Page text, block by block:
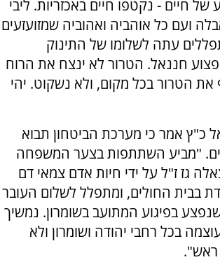
של חיים - נקטפו חיים באכזריות. ליבי
ועם כל אוהביה ואהוביה שמזועזעים
עתה לשלומו של התינוק
חננאל. הטרור לא ינצח את הרוח
את הטרור בכל מקום, ולא נשקוט. יהי
כ"ץ אמר כי מערכת הביטחון תבוא
"מביע השתתפות בצער המשפחה
גז ז"ל על ידי חיות אדם צמאי דם
בבית החולים, ומתפלל לשלום העובר
בפיגוע המתועב בשומרון. נמשיך
בכל רחבי יהודה ושומרון ולא
ראש".